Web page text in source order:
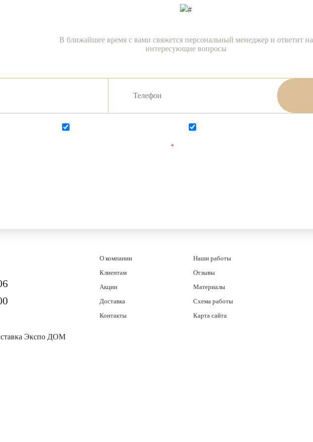
В ближайшее время с вами свяжется персональный менеджер и ответит на
интересующие вопросы
*
Экспо ДОМ
О компании
Клиентам
Акции
Доставка
Контакты
Наши работы
Отзывы
Материалы
Схема работы
Карта сайта